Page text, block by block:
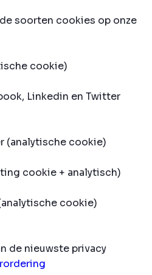
soorten cookies op onze
cookie)
Linkedin en Twitter
(analytische cookie)
cookie + analytisch)
cookie)
de nieuwste privacy